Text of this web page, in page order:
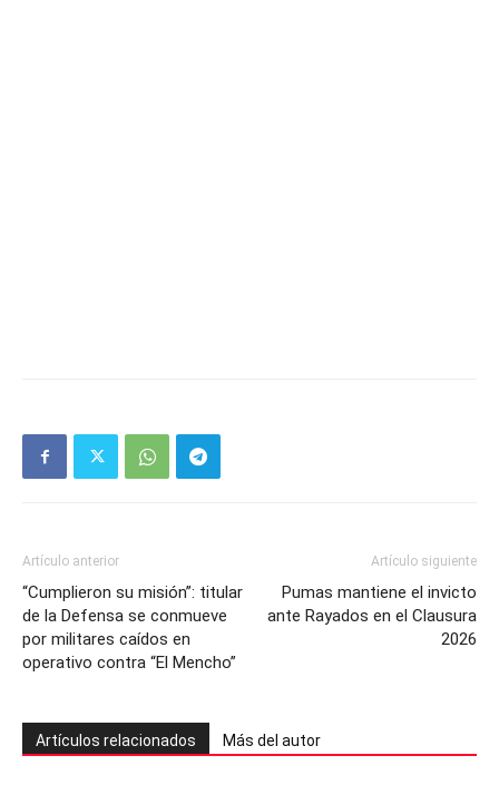
Artículo anterior
“Cumplieron su misión”: titular
de la Defensa se conmueve
por militares caídos en
operativo contra “El Mencho”
Artículo siguiente
Pumas mantiene el invicto
ante Rayados en el Clausura
2026
Artículos relacionados Más del autor